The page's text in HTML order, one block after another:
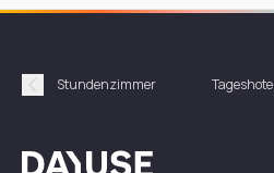
Précédent
Stundenzimmer Tageshotel
Dayuse